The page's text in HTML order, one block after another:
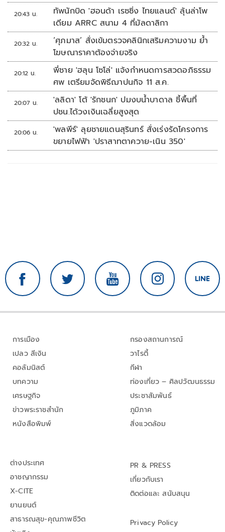
20:43 น.
ทัพนักบิด 'ฮอนด้า เรซซิ่ง ไทยแลนด์' ลุ้นล่าโพ
เดียม ARRC สนาม 4 ที่มัลดาลิกา
20:32 น.
‘ศุภมาส’ สั่งเข้มตรวจคลินิกเสริมความงาม ย้ำ
โฆษณาราคาต้องจ่ายจริง
20:12 น.
พี่ชาย 'ฮลุน โซโล่' แจ้งกำหนดการสวดอภิธรรม
ศพ เตรียมจัดพิธีฌาปนกิจ 11 ส.ค.
20:07 น.
'ลลิดา' โต้ 'รักชนก' ปมงบน้ำบาดาล ชี้พื้นที่
ปชน.ได้วงเงินเฉลี่ยสูงสุด
20:06 น.
'พลพีร์' ลุยชายแดนสุรินทร์ สั่งเร่งรัดโครงการ
ขยายไฟฟ้า 'ปราสาทตาควาย-เนิน 350'
การเมือง
เปลว สีเงิน
คอลัมนิสต์
บทความ
เศรษฐกิจ
ข่าวพระราชสำนัก
หนังสือพิมพ์
กรองสถานการณ์
วาไรตี้
กีฬา
ท่องเที่ยว – ศิลปวัฒนธรรม
ประชาสัมพันธ์
ภูมิภาค
สิ่งแวดล้อม
ต่างประเทศ
อาชญากรรม
X-CITE
ยานยนต์
สาธารณสุข-คุณภาพชีวิต
PR & PRESS
เกี่ยวกับเรา
ติดต่อและ สนับสนุน
Privacy Policy